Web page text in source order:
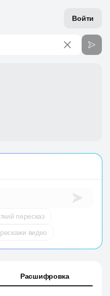
Войти
пересказ
видео
Расшифровка